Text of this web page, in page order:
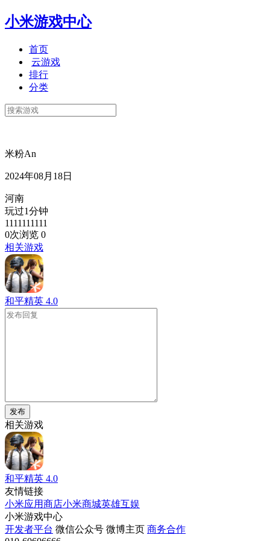
小米游戏中心
首页
云游戏
排行
分类
米粉An
2024年08月18日
河南
玩过1分钟
1111111111
0次浏览 0
相关游戏
和平精英 4.0
发布
相关游戏
和平精英 4.0
友情链接
小米应用商店小米商城英雄互娱
小米游戏中心
开发者平台 微信公众号 微博主页 商务合作